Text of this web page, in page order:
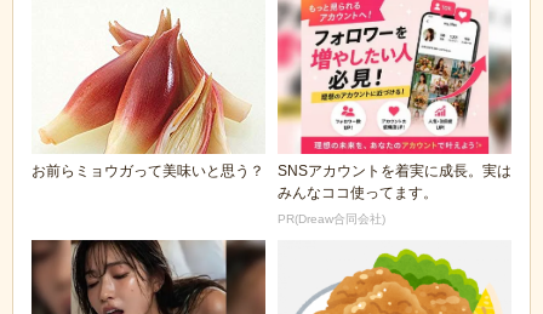
お前らミョウガって美味いと思う？
SNSアカウントを着実に成長。実は
みんなココ使ってます。
PR(Dreaw合同会社)